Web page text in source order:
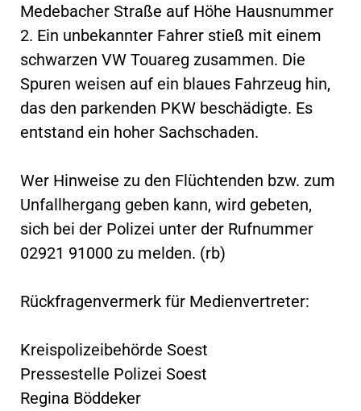
Medebacher Straße auf Höhe Hausnummer
2. Ein unbekannter Fahrer stieß mit einem
schwarzen VW Touareg zusammen. Die
Spuren weisen auf ein blaues Fahrzeug hin,
das den parkenden PKW beschädigte. Es
entstand ein hoher Sachschaden.
Wer Hinweise zu den Flüchtenden bzw. zum
Unfallhergang geben kann, wird gebeten,
sich bei der Polizei unter der Rufnummer
02921 91000 zu melden. (rb)
Rückfragenvermerk für Medienvertreter:
Kreispolizeibehörde Soest
Pressestelle Polizei Soest
Regina Böddeker